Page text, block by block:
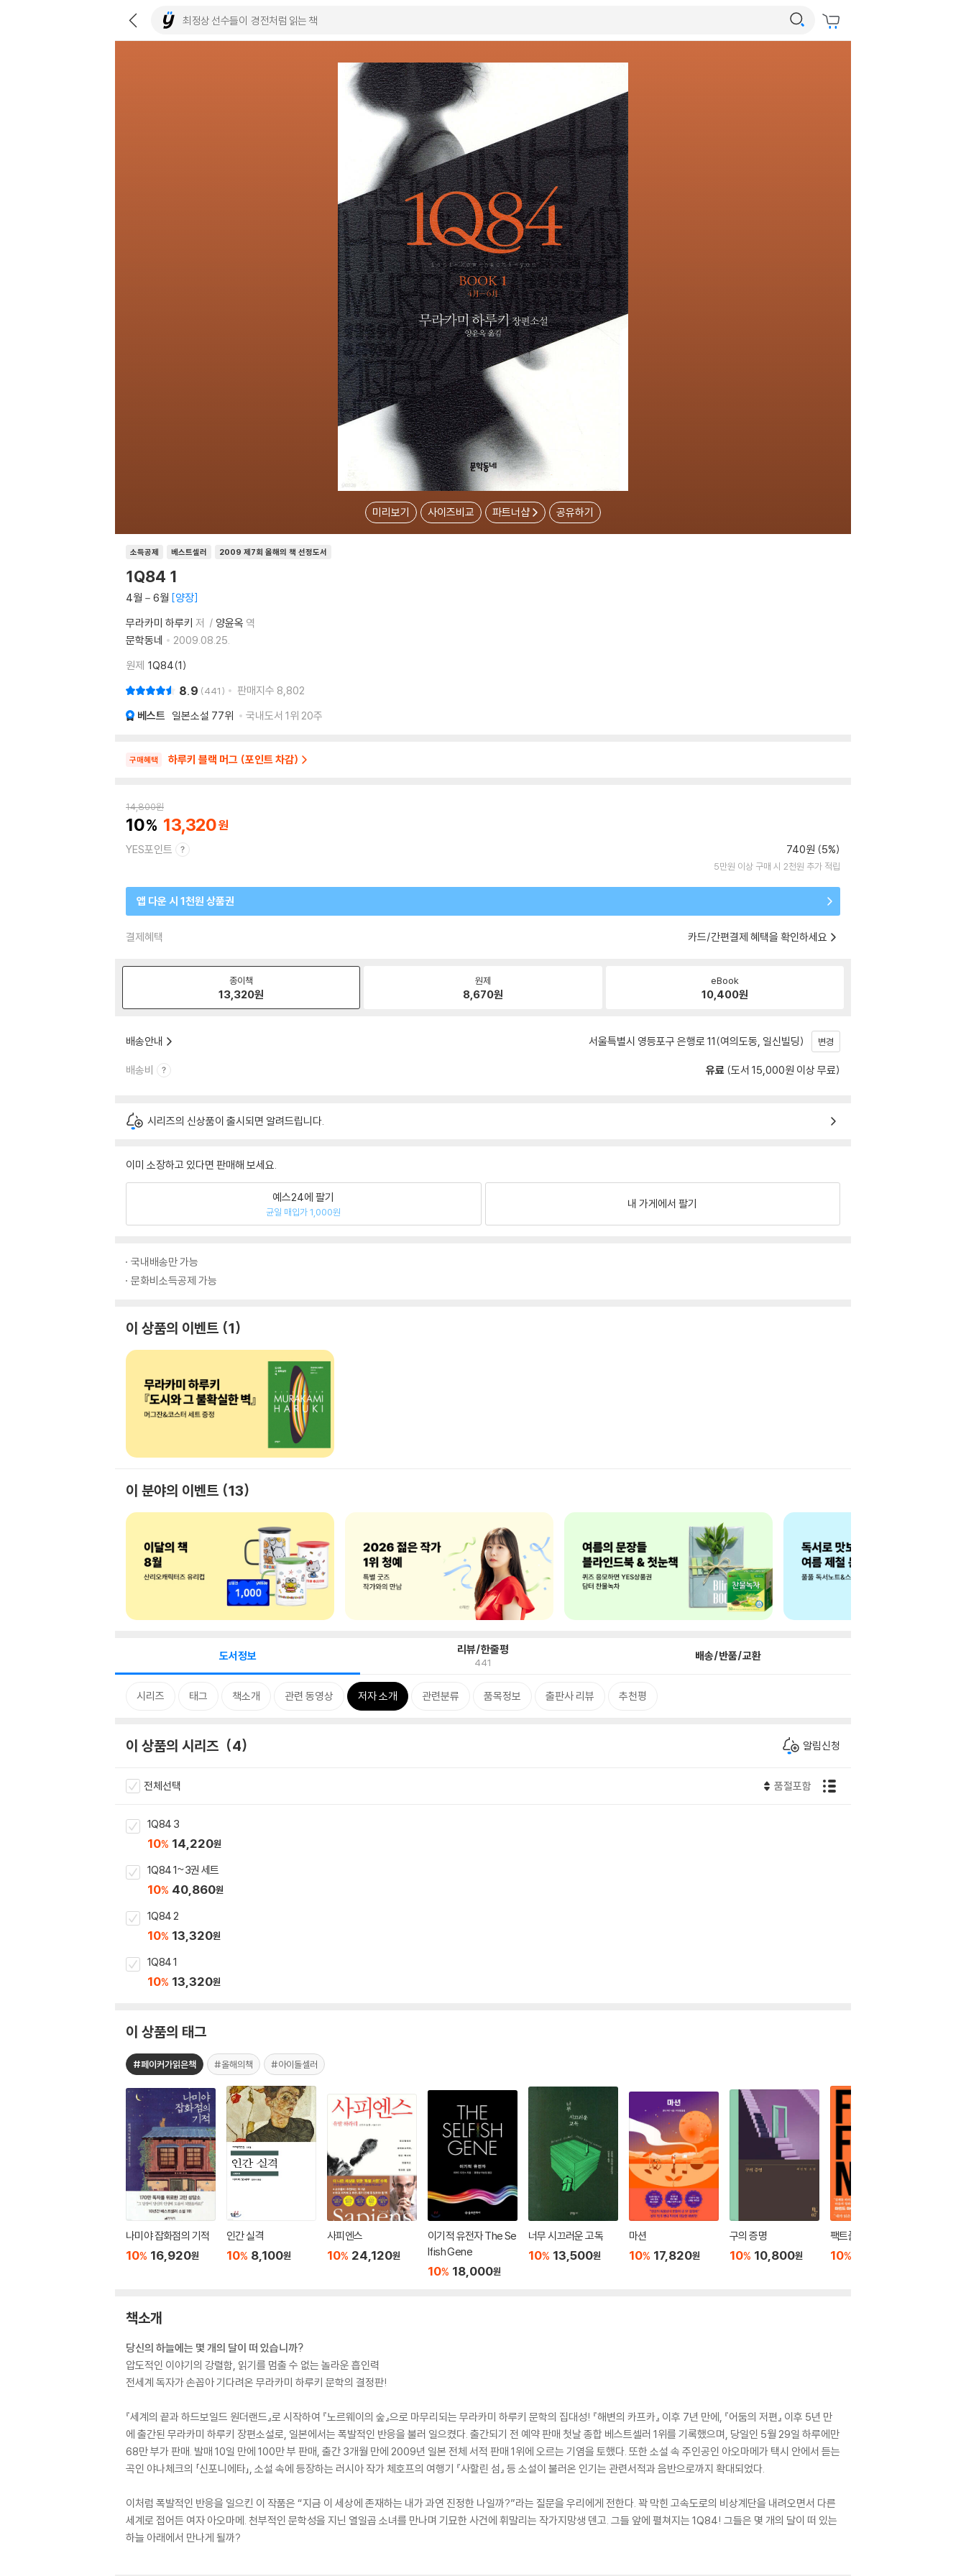
미리보기 사이즈비교 파트너샵 공유하기
소득공제 베스트셀러 2009 제7회 올해의 책 선정도서
1Q84 1
4월－6월 양장
무라카미 하루키 저 양윤옥 역
문학동네
2009.08.25.
원제 1Q84(1)
8.9 441 판매지수 8,802
베스트 일본소설 77위 국내도서 1위 20주
구매혜택 하루키 블랙 머그 (포인트 차감)
14,800원
10 13,320
YES포인트 740원 (5%)
5만원 이상 구매 시 2천원 추가 적립
앱 다운 시 1천원 상품권
결제혜택 카드/간편결제 혜택을 확인하세요
종이책
13,320원
원제
8,670원
eBook
10,400원
배송안내 서울특별시 영등포구 은행로 11(여의도동, 일신빌딩) 변경
배송비 유료 (도서 15,000원 이상 무료)
시리즈의 신상품이 출시되면 알려드립니다.
이미 소장하고 있다면 판매해 보세요.
예스24에 팔기
균일 매입가 1,000원
내 가게에서 팔기
국내배송만 가능
문화비소득공제 가능
이 상품의 이벤트 1
이 분야의 이벤트 13
도서정보 리뷰/한줄평
441 배송/반품/교환
시리즈 태그 책소개 관련 동영상 저자 소개 관련분류 품목정보 출판사 리뷰 추천평
이 상품의 시리즈 4 알림신청
전체선택 품절포함
1Q84 3
10% 14,220원
1Q84 1~3권 세트
10% 40,860원
1Q84 2
10% 13,320원
1Q84 1
10% 13,320원
이 상품의 태그
#페이커가읽은책 #올해의책 #아이돌셀러
나미야 잡화점의 기적
10% 16,920원
인간 실격
10% 8,100원
사피엔스
10% 24,120원
이기적 유전자 The Se
lfish Gene
10% 18,000원
너무 시끄러운 고독
10% 13,500원
마션
10% 17,820원
구의 증명
10% 10,800원
팩트풀니스
10%
책소개
당신의 하늘에는 몇 개의 달이 떠 있습니까?
압도적인 이야기의 강렬함, 읽기를 멈출 수 없는 놀라운 흡인력
전세계 독자가 손꼽아 기다려온 무라카미 하루키 문학의 결정판!
『세계의 끝과 하드보일드 원더랜드』로 시작하여 『노르웨이의 숲』으로 마무리되는 무라카미 하루키 문학의 집대성! 『해변의 카프카』 이후 7년 만에, 『어둠의 저편』 이후 5년 만
에 출간된 무라카미 하루키 장편소설로, 일본에서는 폭발적인 반응을 불러 일으켰다. 출간되기 전 예약 판매 첫날 종합 베스트셀러 1위를 기록했으며, 당일인 5월 29일 하루에만
68만 부가 판매. 발매 10일 만에 100만 부 판매, 출간 3개월 만에 2009년 일본 전체 서적 판매 1위에 오르는 기염을 토했다. 또한 소설 속 주인공인 아오마메가 택시 안에서 듣는
곡인 야나체크의 「신포니에타」, 소설 속에 등장하는 러시아 작가 체호프의 여행기 『사할린 섬』 등 소설이 불러온 인기는 관련서적과 음반으로까지 확대되었다.
이처럼 폭발적인 반응을 일으킨 이 작품은 “지금 이 세상에 존재하는 내가 과연 진정한 나일까?”라는 질문을 우리에게 전한다. 꽉 막힌 고속도로의 비상계단을 내려오면서 다른
세계로 접어든 여자 아오마메. 천부적인 문학성을 지닌 열일곱 소녀를 만나며 기묘한 사건에 휘말리는 작가지망생 덴고. 그들 앞에 펼쳐지는 1Q84! 그들은 몇 개의 달이 떠 있는
하늘 아래에서 만나게 될까?